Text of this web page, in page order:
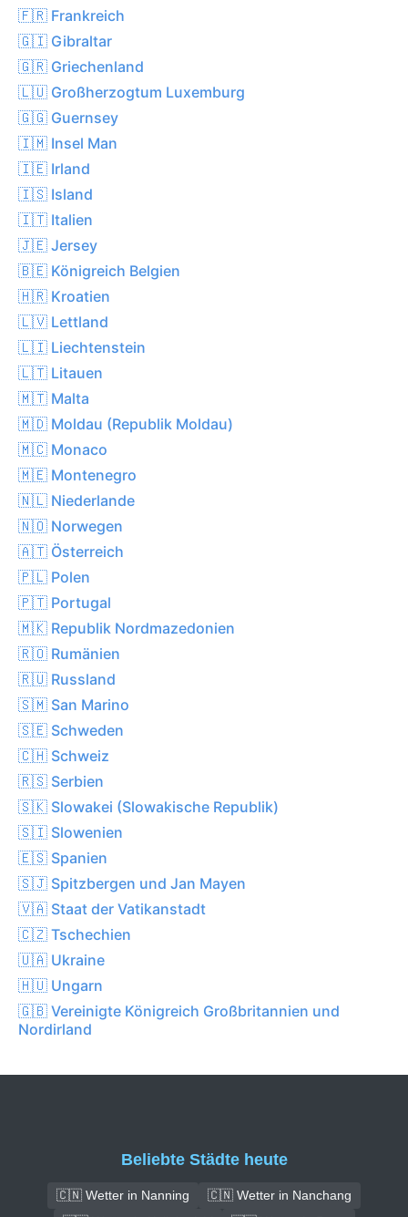
🇫🇷 Frankreich
🇬🇮 Gibraltar
🇬🇷 Griechenland
🇱🇺 Großherzogtum Luxemburg
🇬🇬 Guernsey
🇮🇲 Insel Man
🇮🇪 Irland
🇮🇸 Island
🇮🇹 Italien
🇯🇪 Jersey
🇧🇪 Königreich Belgien
🇭🇷 Kroatien
🇱🇻 Lettland
🇱🇮 Liechtenstein
🇱🇹 Litauen
🇲🇹 Malta
🇲🇩 Moldau (Republik Moldau)
🇲🇨 Monaco
🇲🇪 Montenegro
🇳🇱 Niederlande
🇳🇴 Norwegen
🇦🇹 Österreich
🇵🇱 Polen
🇵🇹 Portugal
🇲🇰 Republik Nordmazedonien
🇷🇴 Rumänien
🇷🇺 Russland
🇸🇲 San Marino
🇸🇪 Schweden
🇨🇭 Schweiz
🇷🇸 Serbien
🇸🇰 Slowakei (Slowakische Republik)
🇸🇮 Slowenien
🇪🇸 Spanien
🇸🇯 Spitzbergen und Jan Mayen
🇻🇦 Staat der Vatikanstadt
🇨🇿 Tschechien
🇺🇦 Ukraine
🇭🇺 Ungarn
🇬🇧 Vereinigte Königreich Großbritannien und
Nordirland
Beliebte Städte heute
🇨🇳 Wetter in Nanning
🇨🇳 Wetter in Nanchang